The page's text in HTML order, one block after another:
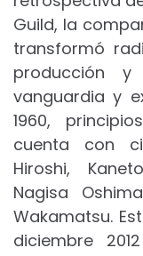
Guild, la
transformó
producción
vanguardia y
1960,
cuenta con
Hiroshi,
Nagisa
Wakamatsu.
diciembre